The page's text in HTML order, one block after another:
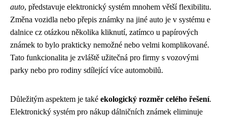
auto, představuje elektronický systém mnohem větší flexibilitu.
Změna vozidla nebo přepis známky na jiné auto je v systému e
dalnice cz otázkou několika kliknutí, zatímco u papírových
známek to bylo prakticky nemožné nebo velmi komplikované.
Tato funkcionalita je zvláště užitečná pro firmy s vozovými
parky nebo pro rodiny sdílející více automobilů.
Důležitým aspektem je také ekologický rozměr celého řešení.
Elektronický systém pro nákup dálničních známek eliminuje